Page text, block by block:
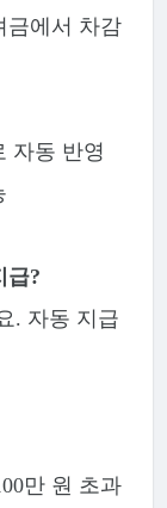
금에서 차감
자동 반영
급?
. 자동 지급
만 원 초과